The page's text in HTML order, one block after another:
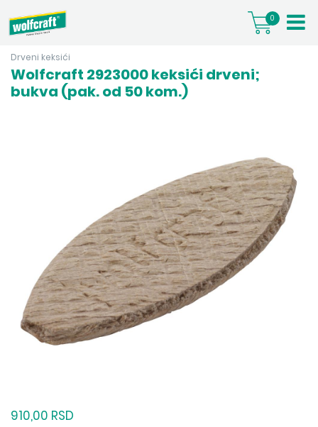
0
Drveni keksići
Wolfcraft 2923000 keksići drveni;
bukva (pak. od 50 kom.)
910,00 RSD